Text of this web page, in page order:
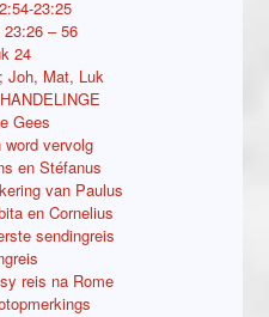
23:25
– 56
24
Joh, Mat, Luk
Gees
vervolg
en Stéfanus
van Paulus
en Cornelius
sendingreis
reis na Rome